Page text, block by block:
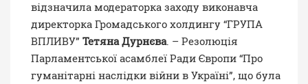
відзначила модераторка заходу виконавча
директорка Громадського холдингу “ГРУПА
ВПЛИВУ” Тетяна Дурнєва. – Резолюція
Парламентської асамблеї Ради Європи “Про
гуманітарні наслідки війни в Україні”, що була